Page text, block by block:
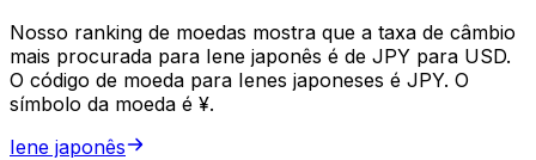
Nosso ranking de moedas mostra que a taxa de câmbio
mais procurada para Iene japonês é de JPY para USD.
O código de moeda para Ienes japoneses é JPY. O
símbolo da moeda é ¥.
Iene japonês